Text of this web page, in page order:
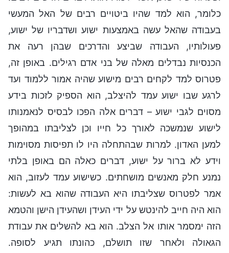
כלומר, הוא למד שהיו ביטויים רבים של האל המעשי
בעבודה שהאל עשה באמצעות ישוע ושדבריו של ישוע,
פעולותיו, העבודה שביצע והדרכים שבהן רעה את
הכנסיות נבדלים מאלה של בני אדם רגילים. באופן זה,
פטרוס למד לקחים רבים מישוע שהיה אמור ללמוד ועד
לרגע שבו ישוע עמד להיצלב, הוא הספיק לזכות בידע
מסוים לגבי ישוע – דברים אלה הפכו לבסיס לנאמנותו
לישוע שנמשכה לאורך כל חייו וכן לצליבתו במהופך
למען האדון. למרות שבהתחלה היו לו תפיסות מסוימות
וידע לא ברור על ישוע, דברים כאלה הם באופן בלתי
נמנע חלק מאנשים מושחתים. כשישוע עמד לעזוב, הוא
אמר לפטרוס שצליבתו היא העבודה שהוא בא לעשות:
הוא היה חייב להינטש על ידי העידן ושהעידן הישן והטמא
הזה ימסמר אותו אל הצלב. הוא בא להשלים את עבודת
הגאולה ולאחר שזו תושלם, כהונתו תגיע לסופה.